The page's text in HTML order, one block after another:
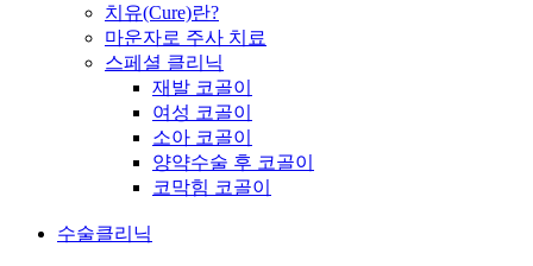
치유(Cure)란?
마운자로 주사 치료
스페셜 클리닉
재발 코골이
여성 코골이
소아 코골이
양약수술 후 코골이
코막힘 코골이
수술클리닉